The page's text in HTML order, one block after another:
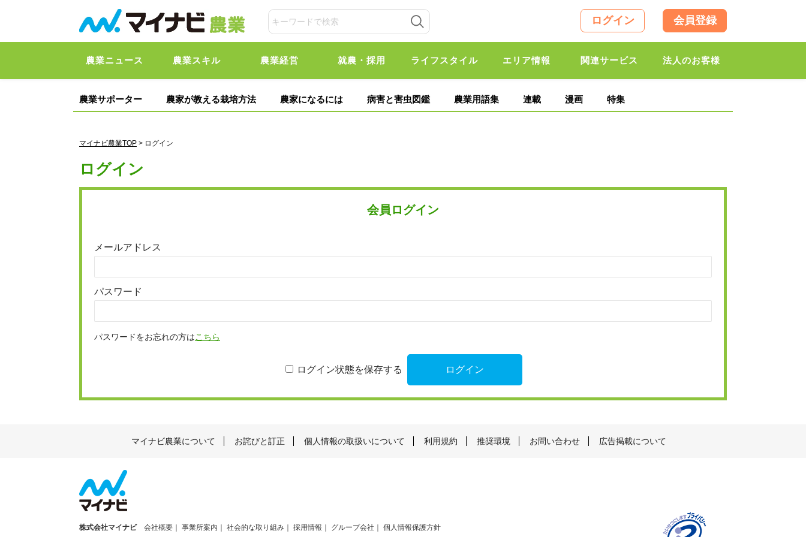
ログイン 会員登録
農業ニュース 農業スキル 農業経営 就農・採用 ライフスタイル エリア情報 関連サービス 法人のお客様
農業サポーター 農家が教える栽培方法 農家になるには 病害と害虫図鑑 農業用語集 連載 漫画 特集
マイナビ農業TOP > ログイン
ログイン
会員ログイン
メールアドレス
パスワード
パスワードをお忘れの方はこちら
ログイン状態を保存する
マイナビ農業について お詫びと訂正 個人情報の取扱いについて 利用規約 推奨環境 お問い合わせ 広告掲載について
株式会社マイナビ 会社概要 事業所案内 社会的な取り組み 採用情報 グループ会社 個人情報保護方針